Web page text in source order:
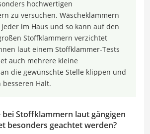
hochwertigen
zu versuchen. Wäscheklammern
im Haus und so kann auf den
Stoffklammern verzichtet
laut einem Stoffklammer-Tests
auch mehrere kleine
die gewünschte Stelle klippen und
besseren Halt.
Stoffklammern laut gängigen
besonders geachtet werden?